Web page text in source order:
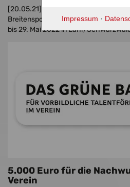
Impressum ·
[20.05.21]
Breitensportveranstaltung in Baden-
bis 29. Mai 2022 in Lahr/
5.000 Euro für die
Verein